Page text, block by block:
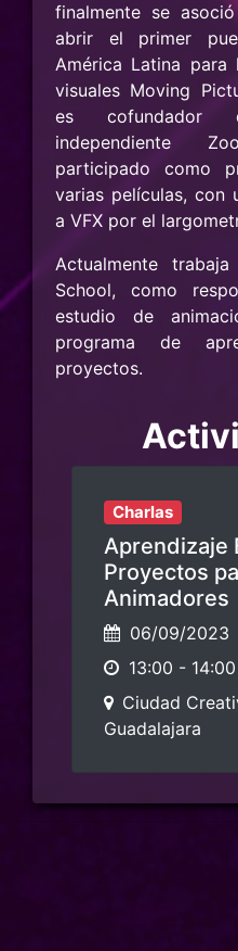
finalmente se
abrir el primer
América Latina
visuales Moving
es cofundador
independiente
participado como
varias películas, con
a VFX por el
Actualmente
School, como
estudio de
programa de
proyectos.
Charlas
Aprendizaje
Proyectos
Animadores
06/09/2023
13:00 - 14:00
Ciudad
Guadalajara